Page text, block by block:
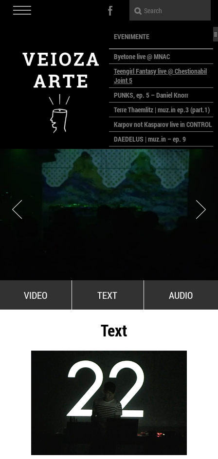
EVENIMENTE
Byetone live @ MNAC
Teengirl Fantasy live @ Chestionabil
Joint 5
PUNKS, ep. 5 – Daniel Knorr
Terre Thaemlitz | muz.in ep.3 (part.1)
Karpov not Kasparov live in CONTROL
DAEDELUS | muz.in – ep. 9
LALELE, LALELE – prima premieră a
anului la MACAZ
CinePOLSKA – filme poloneze la
București
PEOPLE OF ROMANIA se lansează la
galeria Simeza
All Stars For Outernational
VIDEO TEXT AUDIO
Text